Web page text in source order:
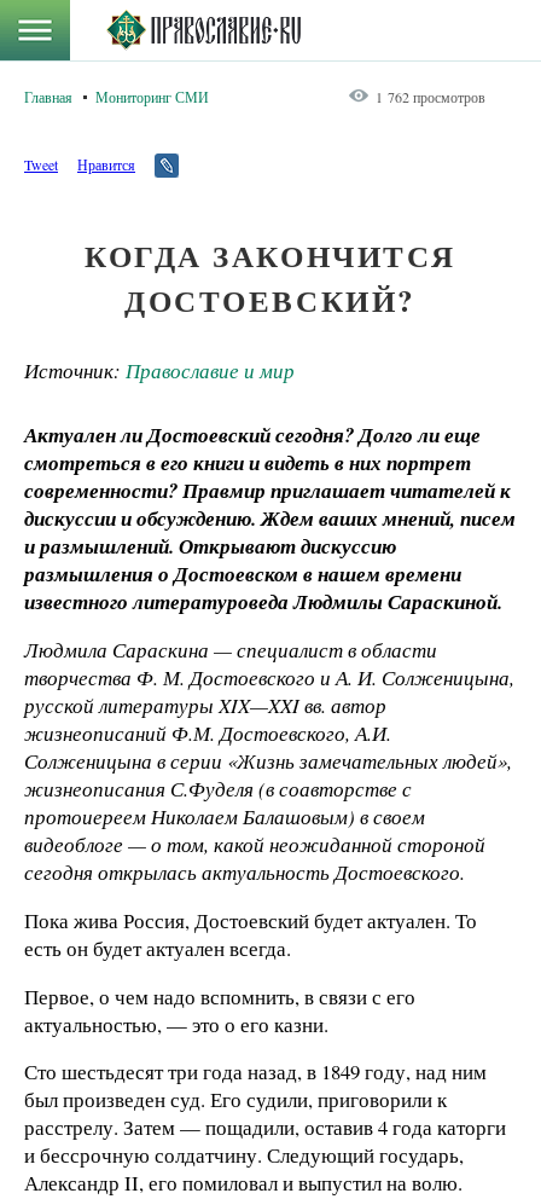
Главная Мониторинг СМИ 1 762 просмотров
Tweet Нравится
КОГДА ЗАКОНЧИТСЯ
ДОСТОЕВСКИЙ?
Источник: Православие и мир
Актуален ли Достоевский сегодня? Долго ли еще
смотреться в его книги и видеть в них портрет
современности? Правмир приглашает читателей к
дискуссии и обсуждению. Ждем ваших мнений, писем
и размышлений. Открывают дискуссию
размышления о Достоевском в нашем времени
известного литературоведа Людмилы Сараскиной.
Людмила Сараскина — специалист в области
творчества Ф. М. Достоевского и А. И. Солженицына,
русской литературы XIX—XXI вв. автор
жизнеописаний Ф.М. Достоевского, А.И.
Солженицына в серии «Жизнь замечательных людей»,
жизнеописания С.Фуделя (в соавторстве с
протоиереем Николаем Балашовым) в своем
видеоблоге — о том, какой неожиданной стороной
сегодня открылась актуальность Достоевского.
Пока жива Россия, Достоевский будет актуален. То
есть он будет актуален всегда.
Первое, о чем надо вспомнить, в связи с его
актуальностью, — это о его казни.
Сто шестьдесят три года назад, в 1849 году, над ним
был произведен суд. Его судили, приговорили к
расстрелу. Затем — пощадили, оставив 4 года каторги
и бессрочную солдатчину. Следующий государь,
Александр II, его помиловал и выпустил на волю.